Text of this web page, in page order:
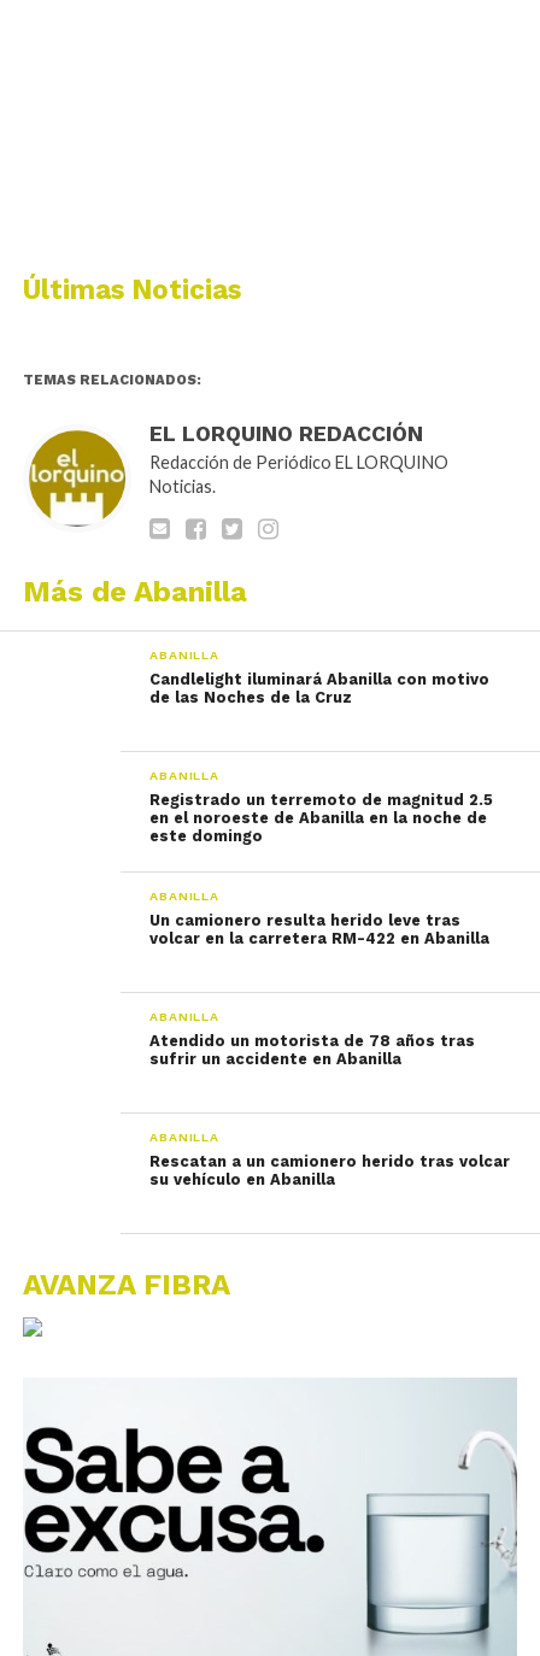
Últimas Noticias
TEMAS RELACIONADOS:
EL LORQUINO REDACCIÓN
Redacción de Periódico EL LORQUINO
Noticias.
Más de Abanilla
ABANILLA
Candlelight iluminará Abanilla con motivo
de las Noches de la Cruz
ABANILLA
Registrado un terremoto de magnitud 2.5
en el noroeste de Abanilla en la noche de
este domingo
ABANILLA
Un camionero resulta herido leve tras
volcar en la carretera RM-422 en Abanilla
ABANILLA
Atendido un motorista de 78 años tras
sufrir un accidente en Abanilla
ABANILLA
Rescatan a un camionero herido tras volcar
su vehículo en Abanilla
AVANZA FIBRA